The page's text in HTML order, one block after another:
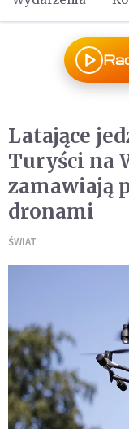
Latające
Turyści na
zamawiają
dronami
ŚWIAT